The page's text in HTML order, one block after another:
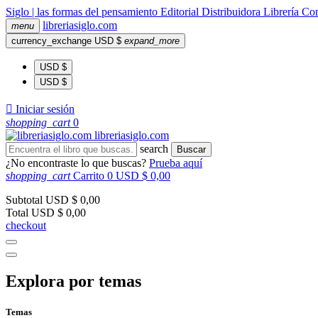
Siglo | las formas del pensamiento Editorial Distribuidora Librería
menu libreriasiglo.com
currency_exchange USD $ expand_more
USD $
USD $
 Iniciar sesión
shopping_cart 0
libreriasiglo.com
search
Buscar
¿No encontraste lo que buscas? Prueba aquí
shopping_cart Carrito 0 USD $ 0,00
Subtotal USD $ 0,00
Total USD $ 0,00
checkout
Explora por temas
Temas